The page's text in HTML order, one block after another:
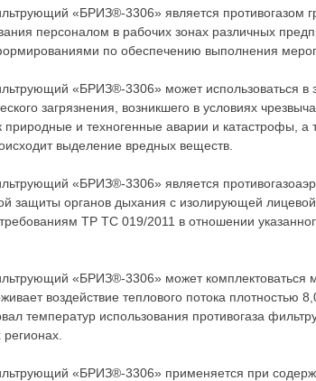
«БРИЗ®-3306» является
персоналом в рабочих зонах различных
по обеспечению выполнения
«БРИЗ®-3306» может использоваться в
загрязнения, возникшего в условиях
и техногенные аварии и катастрофы, а
выделение вредных веществ.
«БРИЗ®-3306» является
защиты органов дыхания с изолирующей
требованиям ТР ТС 019/2011 в отношении
«БРИЗ®-3306» может
воздействие теплового потока плотностью
температур использования противогаза
«БРИЗ®-3306» применяется при